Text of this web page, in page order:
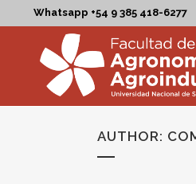
Whatsapp +54 9 385 418-6277
AUTHOR: